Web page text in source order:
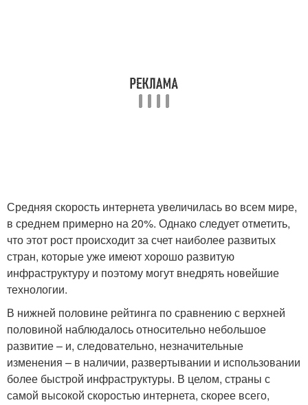
Средняя скорость интернета увеличилась во всем мире,
в среднем примерно на 20%. Однако следует отметить,
что этот рост происходит за счет наиболее развитых
стран, которые уже имеют хорошо развитую
инфраструктуру и поэтому могут внедрять новейшие
технологии.
В нижней половине рейтинга по сравнению с верхней
половиной наблюдалось относительно небольшое
развитие – и, следовательно, незначительные
изменения – в наличии, развертывании и использовании
более быстрой инфраструктуры. В целом, страны с
самой высокой скоростью интернета, скорее всего,